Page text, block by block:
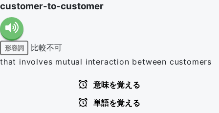
customer-to-customer
形容詞
比較不可
that involves mutual interaction between customers
意味を覚える
単語を覚える